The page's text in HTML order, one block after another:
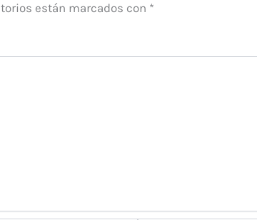
están marcados con *